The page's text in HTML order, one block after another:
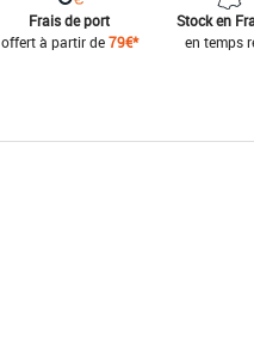
Frais de port
offert à partir de79€*
Stock en
en temps